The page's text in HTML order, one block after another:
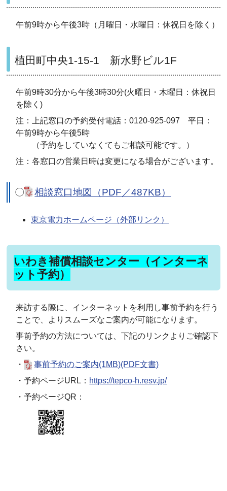
午前9時から午後3時（月曜日・水曜日：休祝日を除く）
植田町中央1-15-1 新水野ビル1F
午前9時30分から午後3時30分(火曜日・木曜日：休祝日
を除く)
注：上記窓口の予約受付電話：0120-925-097 平日：
午前9時から午後5時
（予約をしていなくてもご相談可能です。）
注：各窓口の営業日時は変更になる場合がございます。
〇 相談窓口地図（PDF／487KB）
東京電力ホームページ（外部リンク）
いわき補償相談センター（インターネ
ット予約）
来訪する際に、インターネットを利用し事前予約を行う
ことで、よりスムーズなご案内が可能になります。
事前予約の方法については、下記のリンクよりご確認下
さい。
・
事前予約のご案内(1MB)(PDF文書)
・予約ページURL： https://tepco-h.resv.jp/
・予約ページQR：